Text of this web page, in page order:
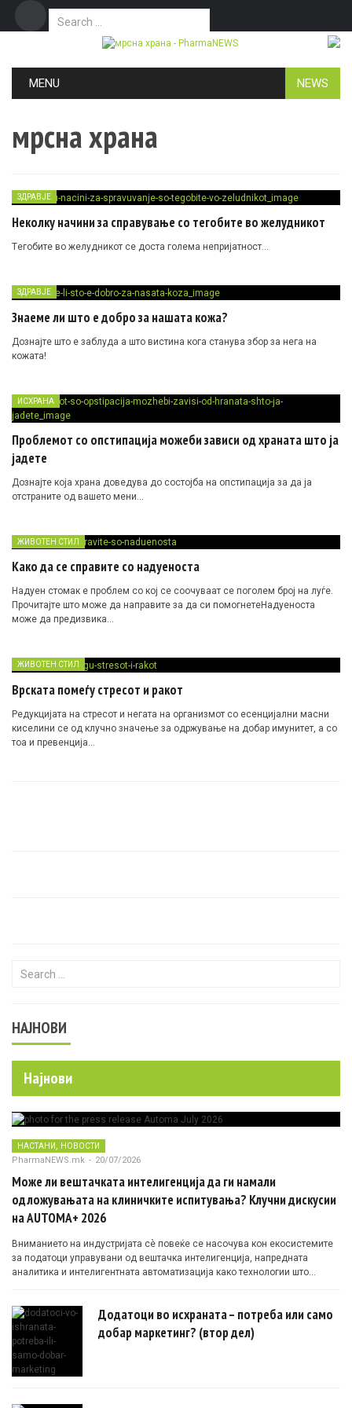
Search for:
MENU NEWS
мрсна храна
ЗДРАВЈЕ
Неколку начини за справување со тегобите во желудникот
Tегобите во желудникот се доста голема непријатност…
ЗДРАВЈЕ
Знаеме ли што е добро за нашата кожа?
Дознајте што е заблуда а што вистина кога станува збор за нега на
кожата!
ИСХРАНА
Проблемот со опстипација можеби зависи од храната што ја
јадете
Дознајте која храна доведува до состојба на опстипација за да ја
отстраните од вашето мени…
ЖИВОТЕН СТИЛ
Како да се справите со надуеноста
Надуен стомак е проблем со кој се соочуваат се поголем број на луѓе.
Прочитајте што може да направите за да си помогнетеНадуеноста
може да предизвика…
ЖИВОТЕН СТИЛ
Врската помеѓу стресот и ракот
Редукцијата на стресот и негата на организмот со есенцијални масни
киселини се од клучно значење за одржување на добар имунитет, а со
тоа и превенција…
Search for:
НАЈНОВИ
Најнови
НАСТАНИ, НОВОСТИ
PharmaNEWS.mk - 20/07/2026
Може ли вештачката интелигенција да ги намали
одложувањата на клиничките испитувања? Клучни дискусии
на AUTOMA+ 2026
Вниманието на индустријата сè повеќе се насочува кон екосистемите
за податоци управувани од вештачка интелигенција, напредната
аналитика и интелигентната автоматизација како технологии што
Додатоци во исхраната – потреба или само
добар маркетинг? (втор дел)